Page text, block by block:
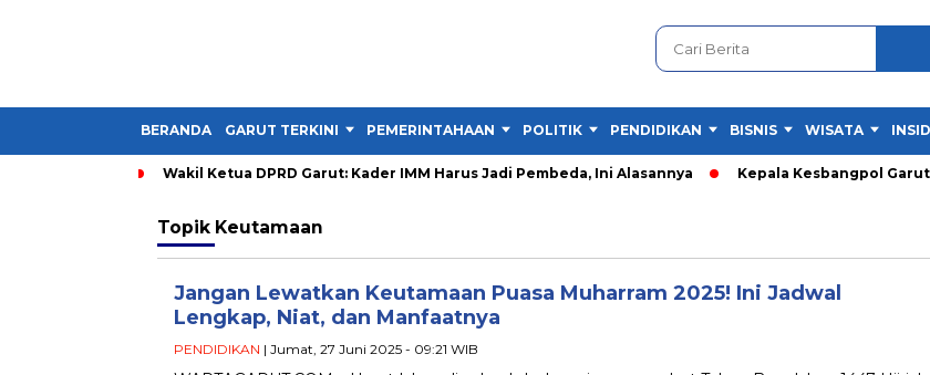
BERANDA GARUT TERKINI PEMERINTAHAAN POLITIK PENDIDIKAN BISNIS WISATA
Wakil Ketua DPRD Garut: Kader IMM Harus Jadi Pembeda, Ini Alasannya Kepala Kesbangpol
Topik Keutamaan
Jangan Lewatkan Keutamaan Puasa Muharram 2025! Ini Jadwal
Lengkap, Niat, dan Manfaatnya
PENDIDIKAN | Jumat, 27 Juni 2025 - 09:21 WIB